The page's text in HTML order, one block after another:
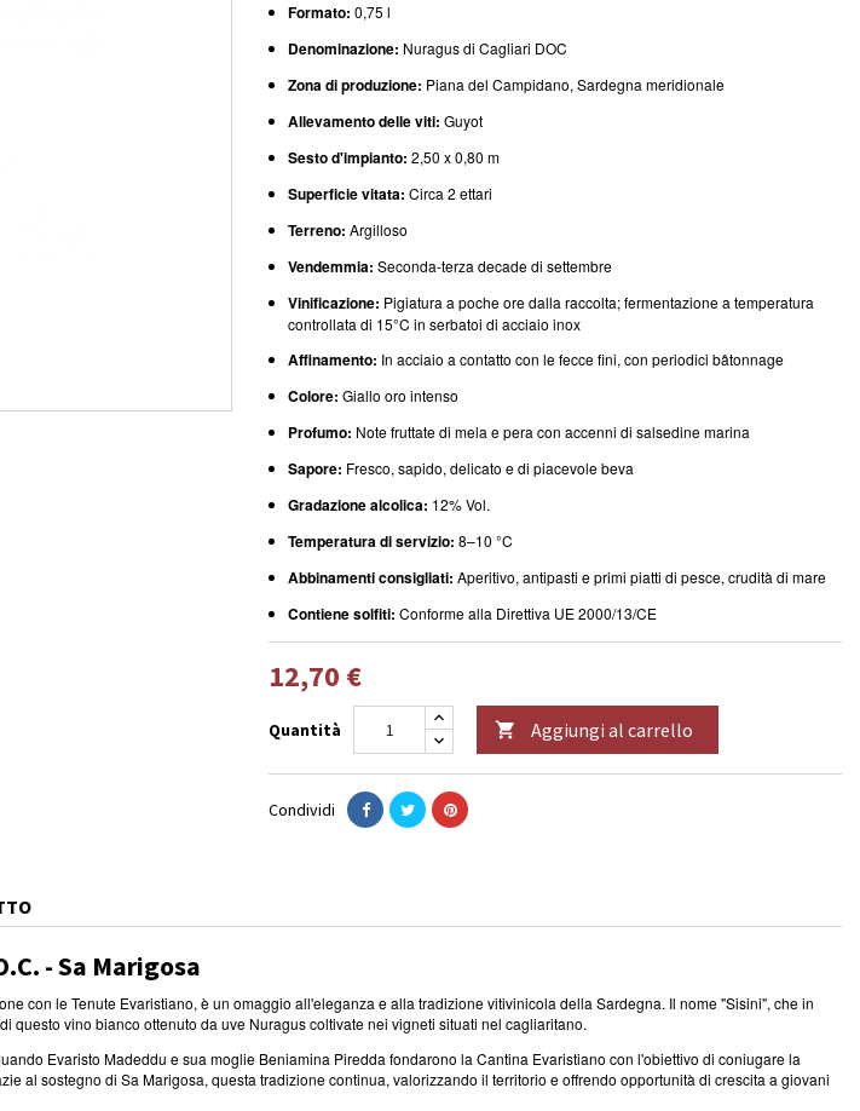
Formato: 0,75 l
Denominazione: Nuragus di Cagliari DOC
Zona di produzione: Piana del Campidano, Sardegna meridionale
Allevamento delle viti: Guyot
Sesto d'impianto: 2,50 x 0,80 m
Superficie vitata: Circa 2 ettari
Terreno: Argilloso
Vendemmia: Seconda-terza decade di settembre
Vinificazione: Pigiatura a poche ore dalla raccolta; fermentazione a temperatura
controllata di 15°C in serbatoi di acciaio inox
Affinamento: In acciaio a contatto con le fecce fini, con periodici bâtonnage
Colore: Giallo oro intenso
Profumo: Note fruttate di mela e pera con accenni di salsedine marina
Sapore: Fresco, sapido, delicato e di piacevole beva
Gradazione alcolica: 12% Vol.
Temperatura di servizio: 8–10 °C
Abbinamenti consigliati: Aperitivo, antipasti e primi piatti di pesce, crudità di mare
Contiene solfiti: Conforme alla Direttiva UE 2000/13/CE
12,70 €
Quantità  Aggiungi al carrello
Condividi
- Sa Marigosa
con le Tenute Evaristiano, è un omaggio all'eleganza e alla tradizione vitivinicola della Sardegna. Il nome "Sisini", che in
questo vino bianco ottenuto da uve Nuragus coltivate nei vigneti situati nel cagliaritano.
Evaristo Madeddu e sua moglie Beniamina Piredda fondarono la Cantina Evaristiano con l'obiettivo di coniugare la
al sostegno di Sa Marigosa, questa tradizione continua, valorizzando il territorio e offrendo opportunità di crescita a giovani